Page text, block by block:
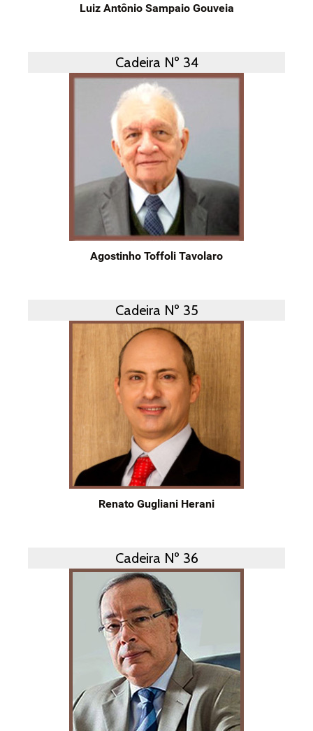
Luiz Antônio Sampaio Gouveia
Cadeira Nº 34
Agostinho Toffoli Tavolaro
Cadeira Nº 35
Renato Gugliani Herani
Cadeira Nº 36